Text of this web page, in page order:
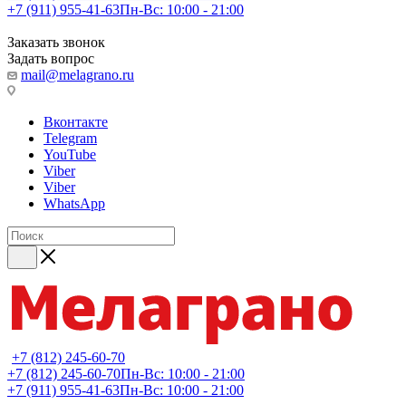
+7 (911) 955-41-63Пн-Вс: 10:00 - 21:00
Заказать звонок
Задать вопрос
mail@melagrano.ru
Вконтакте
Telegram
YouTube
Viber
Viber
WhatsApp
+7 (812) 245-60-70
+7 (812) 245-60-70Пн-Вс: 10:00 - 21:00
+7 (911) 955-41-63Пн-Вс: 10:00 - 21:00